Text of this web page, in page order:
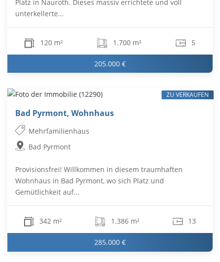
Platz in Nauroth. Dieses massiv errichtete und voll
unterkellerte...
120 m² 1.700 m² 5
205.000 €
Bad Pyrmont, Wohnhaus
Mehrfamilienhaus
Bad Pyrmont
Provisionsfrei! Willkommen in diesem traumhaften
Wohnhaus in Bad Pyrmont, wo sich Platz und
Gemütlichkeit auf...
342 m² 1.386 m² 13
285.000 €
ZU VERKAUFEN